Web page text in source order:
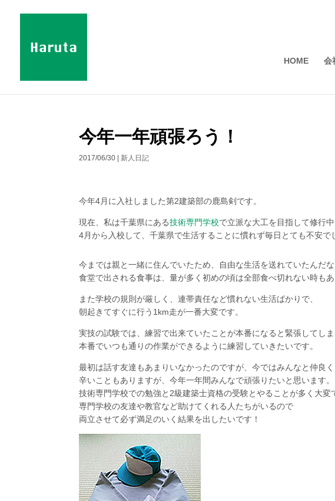
HOME 会
今年一年頑張ろう！
2017/06/30 新人日記
今年4月に入社しました第2建築部の鹿島剣です。
現在、私は千葉県にある技術専門学校で立派な大工を目指して修行中
4月から入校して、千葉県で生活することに慣れず毎日とても不安で
今までは親と一緒に住んでいたため、自由な生活を送れていたんだな
食堂で出される食事は、量が多く初めの頃は全部食べ切れない時もあ
また学校の規則が厳しく、連帯責任など慣れない生活ばかりで、
朝起きてすぐに行う1km走が一番大変です。
実技の試験では、練習で出来ていたことが本番になると緊張してしま
本番でいつも通りの作業ができるように練習していきたいです。
最初は話す友達もあまりいなかったのですが、今ではみんなと仲良く
辛いこともありますが、今年一年間みんなで頑張りたいと思います。
技術専門学校での勉強と2級建築士資格の受験とやることが多く大変
専門学校の友達や教官など助けてくれる人たちがいるので
両立させて必ず満足のいく結果を出したいです！